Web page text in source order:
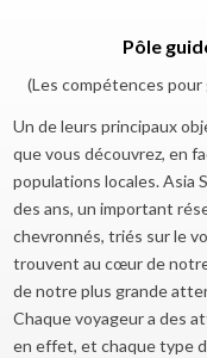
Pôle
(Les compétences
Un de leurs principaux
que vous découvrez, en
populations locales. Asia
des ans, un important
chevronnés, triés sur le
trouvent au cœur de
de notre plus grande
Chaque voyageur a des
en effet, et chaque type